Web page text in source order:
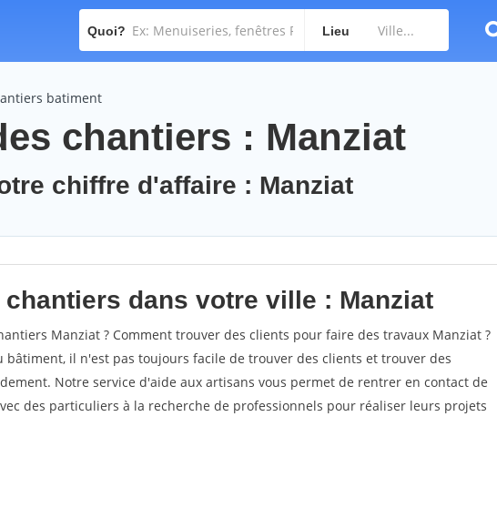
Quoi? Lieu
batiment
chantiers : Manziat
chiffre d'affaire : Manziat
chantiers dans votre ville : Manziat
Manziat ? Comment trouver des clients pour faire des travaux Manziat ?
bâtiment, il n'est pas toujours facile de trouver des clients et trouver des
Notre service d'aide aux artisans vous permet de rentrer en contact de
des particuliers à la recherche de professionnels pour réaliser leurs projets